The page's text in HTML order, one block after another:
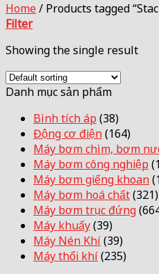
Home/ Products tagged
Filter
Showing the single result
Danh mục sản phẩm
Bình tích áp (38)
Động cơ điện(164)
Máy bơm chìm, bơm
Máy bơm công nghiệp
Máy bơm giếng khoan
Máy bơm hoá chất(321)
Máy bơm trục đứng
Máy khuấy(39)
Máy Nén Khí(39)
Máy thổi khí(235)